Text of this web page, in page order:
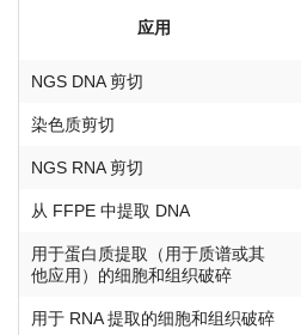
应用
NGS DNA 剪切
染色质剪切
NGS RNA 剪切
从 FFPE 中提取 DNA
用于蛋白质提取（用于质谱或其
他应用）的细胞和组织破碎
用于 RNA 提取的细胞和组织破碎